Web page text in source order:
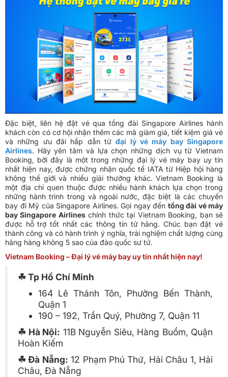
Đặc biệt, liên hệ đặt vé qua tổng đài Singapore Airlines hành
khách còn có cơ hội nhận thêm các mã giảm giá, tiết kiệm giá vé
và những ưu đãi hấp dẫn từđại lý vé máy bay Singapore
Airlines. Hãy yên tâm và lựa chọn những dịch vụ từ Vietnam
Booking, bởi đây là một trong những đại lý vé máy bay uy tín
nhất hiện nay, được chứng nhận quốc tế IATA từ Hiệp hội hàng
không thế giới và nhiều giải thưởng khác. Vietnam Booking là
một địa chỉ quen thuộc được nhiều hành khách lựa chọn trong
những hành trình trong và ngoài nước, đặc biệt là các chuyến
bay đi Mỹ của Singapore Airlines. Gọi ngay đến tổng đài vé máy
bay Singapore Airlineschính thức tại Vietnam Booking, bạn sẽ
được hỗ trợ tốt nhất các thông tin từ hãng. Chúc bạn đặt vé
thành công và có hành trình ý nghĩa, trải nghiệm chất lượng cùng
hãng hàng không 5 sao của đảo quốc sư tử.
Vietnam Booking – Đại lý vé máy bay uy tín nhất hiện nay!
☘ Tp Hồ Chí Minh
164 Lê Thánh Tôn, Phường Bến Thành,
Quận 1
190 – 192, Trần Quý, Phường 7, Quận 11
☘ Hà Nội: 11B Nguyễn Siêu, Hàng Buồm, Quận
Hoàn Kiếm
☘ Đà Nẵng: 12 Phạm Phú Thứ, Hải Châu 1, Hải
Châu, Đà Nẵng